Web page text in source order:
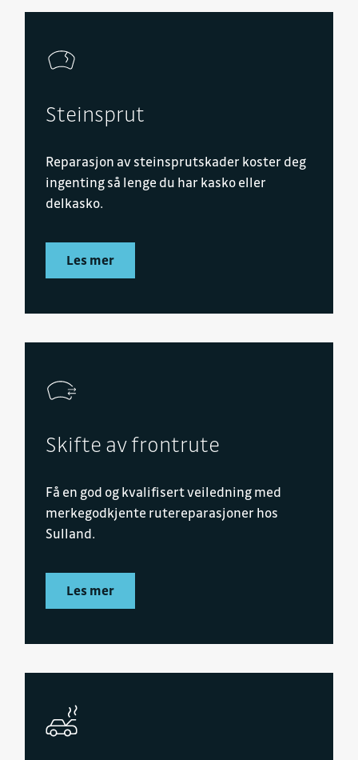
Steinsprut
Reparasjon av steinsprutskader koster deg
ingenting så lenge du har kasko eller
delkasko.
Les mer
Skifte av frontrute
Få en god og kvalifisert veiledning med
merkegodkjente rutereparasjoner hos
Sulland.
Les mer